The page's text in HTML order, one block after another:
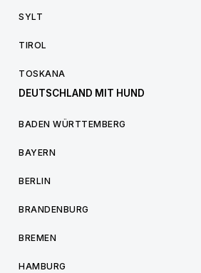
SYLT
TIROL
TOSKANA
DEUTSCHLAND MIT HUND
BADEN WÜRTTEMBERG
BAYERN
BERLIN
BRANDENBURG
BREMEN
HAMBURG